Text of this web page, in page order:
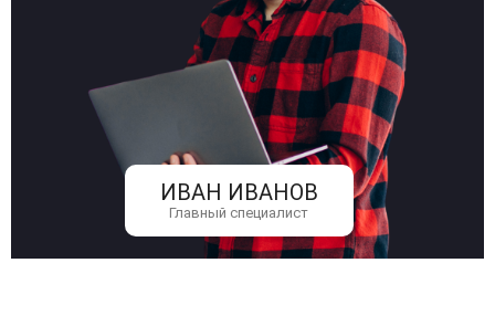
ИВАН ИВАНОВ
Главный специалист